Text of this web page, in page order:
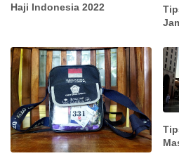
Haji Indonesia 2022